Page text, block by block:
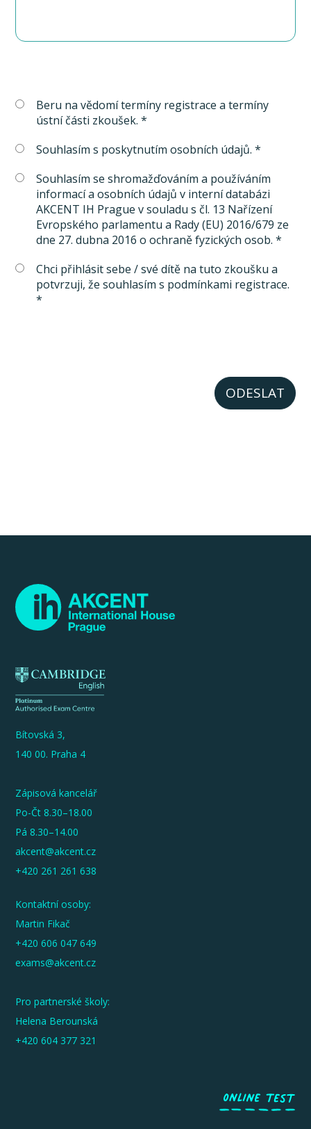
Beru na vědomí termíny registrace a termíny
ústní části zkoušek. *
Souhlasím s poskytnutím osobních údajů. *
Souhlasím se shromažďováním a používáním
informací a osobních údajů v interní databázi
AKCENT IH Prague v souladu s čl. 13 Nařízení
Evropského parlamentu a Rady (EU) 2016/679 ze
dne 27. dubna 2016 o ochraně fyzických osob. *
Chci přihlásit sebe / své dítě na tuto zkoušku a
potvrzuji, že souhlasím s podmínkami registrace.
*
Bítovská 3,
140 00. Praha 4
Zápisová kancelář
Po-Čt 8.30–18.00
Pá 8.30–14.00
akcent@akcent.cz
+420 261 261 638
Kontaktní osoby:
Martin Fikač
+420 606 047 649
exams@akcent.cz
Pro partnerské školy:
Helena Berounská
+420 604 377 321